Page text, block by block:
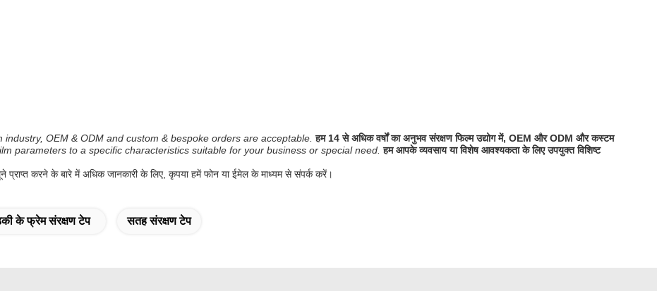
OEM & ODM and custom & bespoke orders are acceptable. हम 14 से अधिक वर्षों का अनुभव संरक्षण फिल्म उद्योग में, OEM और ODM और कस्टम
parameters to a specific characteristics suitable for your business or special need. हम आपके व्यवसाय या विशेष आवश्यकता के लिए उपयुक्त विशिष्ट
करने के बारे में अधिक जानकारी के लिए, कृपया हमें फोन या ईमेल के माध्यम से संपर्क करें।
के फ्रेम संरक्षण टेप सतह संरक्षण टेप